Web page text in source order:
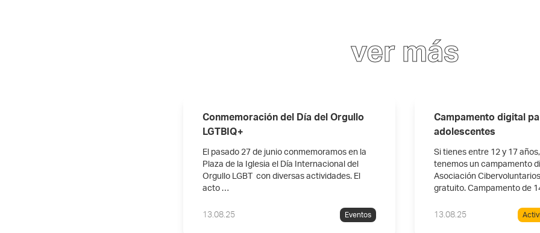
ver más
Conmemoración del Día del Orgullo
LGTBIQ+
El pasado 27 de junio conmemoramos en la
Plaza de la Iglesia el Día Internacional del
Orgullo LGBT con diversas actividades. El
acto …
13.08.25 Eventos
Campamento digital
adolescentes
Si tienes entre 12 y 17
tenemos un campamento
Asociación
gratuito. Campamento de
13.08.25